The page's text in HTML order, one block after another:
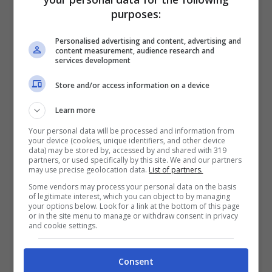
casa ed avrebbero deciso di trasferirsi in
Svizzera, a Lugano, un luogo più tranquillo
e riparato dove vivere una vita “normale”
lontano dai riflettori e soprattutto dai
Questa non è però l’unica scelta
importante.
Infatti, secondo quanto riporta Novella
2000, la Rodriguez e Iannone avrebbero
deciso di sposarsi.
purposes:
Personalised advertising and content, advertising and
content measurement, audience research and
services development
Store and/or access information on a device
Learn more
Your personal data will be processed and information from
your device (cookies, unique identifiers, and other device
data) may be stored by, accessed by and shared with 319
partners, or used specifically by this site. We and our partners
may use precise geolocation data. List of partners.
Some vendors may process your personal data on the basis
of legitimate interest, which you can object to by managing
your options below. Look for a link at the bottom of this page
or in the site menu to manage or withdraw consent in privacy
and cookie settings.
Consent